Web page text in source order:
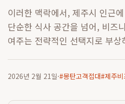
이러한 맥락에서, 제주시 인근
단순한 식사 공간을 넘어, 비즈
여주는 전략적인 선택지로 부상
2026년 2월 21일·#몽탄고객접대#제주